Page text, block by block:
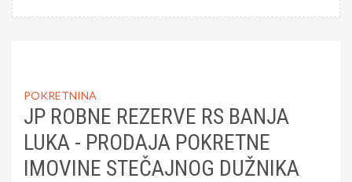
POKRETNINA
JP ROBNE REZERVE RS BANJA
LUKA - PRODAJA POKRETNE
IMOVINE STEČAJNOG DUŽNIKA